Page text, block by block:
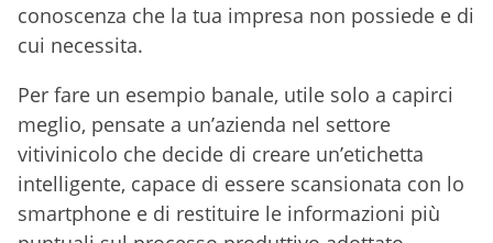
conoscenza che la tua impresa non possiede e di
cui necessita.
Per fare un esempio banale, utile solo a capirci
meglio, pensate a un’azienda nel settore
vitivinicolo che decide di creare un’etichetta
intelligente, capace di essere scansionata con lo
smartphone e di restituire le informazioni più